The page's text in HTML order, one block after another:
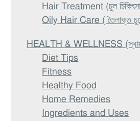
Hair Treatment (চুল
Oily Hair Care ( তৈলাক্ত
HEALTH & WELLNESS
Diet Tips
Fitness
Healthy Food
Home Remedies
Ingredients and Uses